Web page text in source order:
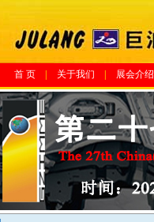
首 页 关于我们 展会介绍